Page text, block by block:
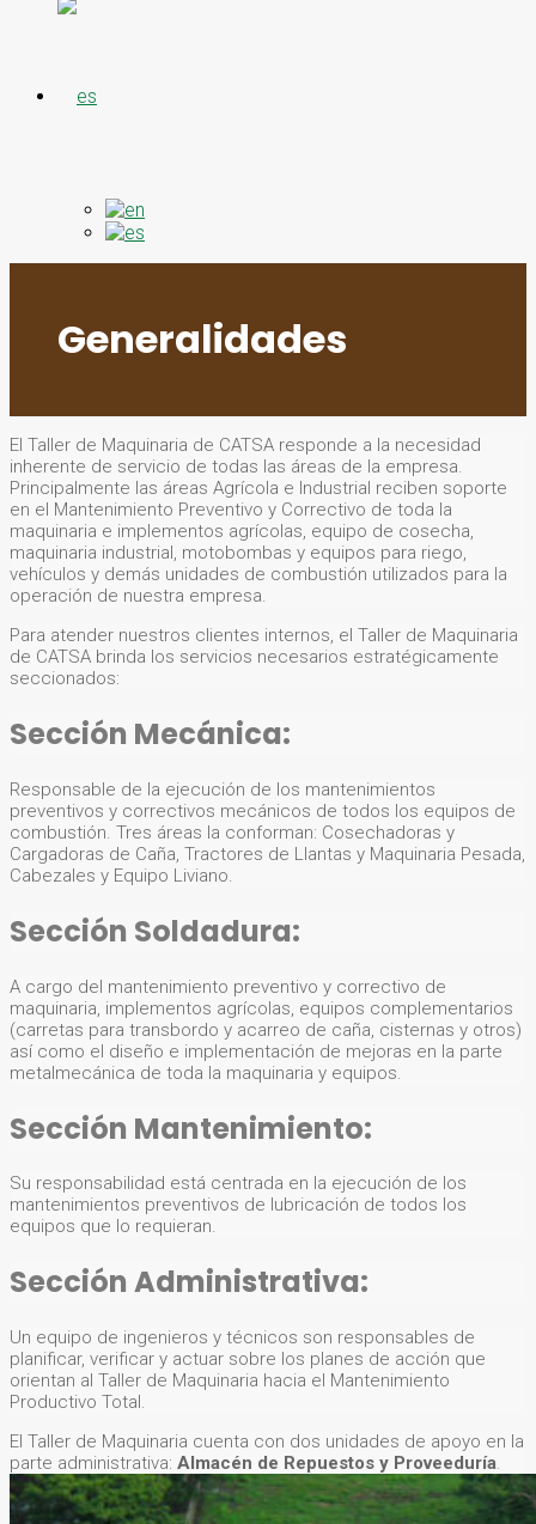
Generalidades
El Taller de Maquinaria de CATSA responde a la necesidad
inherente de servicio de todas las áreas de la empresa.
Principalmente las áreas Agrícola e Industrial reciben soporte
en el Mantenimiento Preventivo y Correctivo de toda la
maquinaria e implementos agrícolas, equipo de cosecha,
maquinaria industrial, motobombas y equipos para riego,
vehículos y demás unidades de combustión utilizados para la
operación de nuestra empresa.
Para atender nuestros clientes internos, el Taller de Maquinaria
de CATSA brinda los servicios necesarios estratégicamente
seccionados:
Sección Mecánica:
Responsable de la ejecución de los mantenimientos
preventivos y correctivos mecánicos de todos los equipos de
combustión. Tres áreas la conforman: Cosechadoras y
Cargadoras de Caña, Tractores de Llantas y Maquinaria Pesada,
Cabezales y Equipo Liviano.
Sección Soldadura:
A cargo del mantenimiento preventivo y correctivo de
maquinaria, implementos agrícolas, equipos complementarios
(carretas para transbordo y acarreo de caña, cisternas y otros)
así como el diseño e implementación de mejoras en la parte
metalmecánica de toda la maquinaria y equipos.
Sección Mantenimiento:
Su responsabilidad está centrada en la ejecución de los
mantenimientos preventivos de lubricación de todos los
equipos que lo requieran.
Sección Administrativa:
Un equipo de ingenieros y técnicos son responsables de
planificar, verificar y actuar sobre los planes de acción que
orientan al Taller de Maquinaria hacia el Mantenimiento
Productivo Total.
El Taller de Maquinaria cuenta con dos unidades de apoyo en la
parte administrativa: Almacén de Repuestos y Proveeduría.